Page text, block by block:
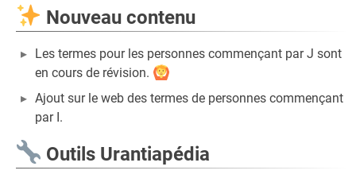
Nouveau contenu
Les termes pour les personnes commençant par J sont
en cours de révision.
Ajout sur le web des termes de personnes commençant
par I.
Outils Urantiapédia